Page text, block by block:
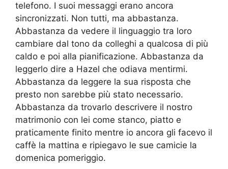
telefono. I suoi messaggi erano ancora
sincronizzati. Non tutti, ma abbastanza.
Abbastanza da vedere il linguaggio tra loro
cambiare dal tono da colleghi a qualcosa di più
caldo e poi alla pianificazione. Abbastanza da
leggerlo dire a Hazel che odiava mentirmi.
Abbastanza da leggere la sua risposta che
presto non sarebbe più stato necessario.
Abbastanza da trovarlo descrivere il nostro
matrimonio con lei come stanco, piatto e
praticamente finito mentre io ancora gli facevo il
caffè la mattina e ripiegavo le sue camicie la
domenica pomeriggio.